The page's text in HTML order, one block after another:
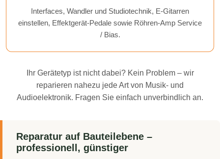
Interfaces, Wandler und Studiotechnik, E-Gitarren
einstellen, Effektgerät-Pedale sowie Röhren-Amp Service
/ Bias.
Ihr Gerätetyp ist nicht dabei? Kein Problem – wir
reparieren nahezu jede Art von Musik- und
Audioelektronik. Fragen Sie einfach unverbindlich an.
Reparatur auf Bauteilebene –
professionell, günstiger